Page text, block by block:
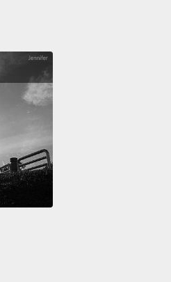
parts:
result that you want.
Charles 所說，無論你是想改掉
新習慣，關鍵是將習慣劃分成它的
及獎勵，並依你想達到的結果來